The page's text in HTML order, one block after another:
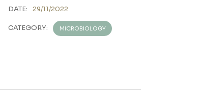
DATE: 29/11/2022
CATEGORY: MICROBIOLOGY